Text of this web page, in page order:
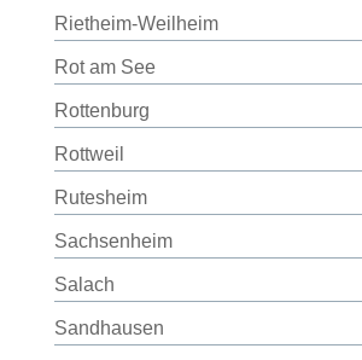
Rietheim-Weilheim
Rot am See
Rottenburg
Rottweil
Rutesheim
Sachsenheim
Salach
Sandhausen